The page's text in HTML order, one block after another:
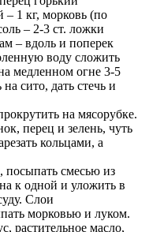
– 1 кг, морковь (по
– 2-3 ст. ложки
– вдоль и поперек
воду сложить
медленном огне 3-5
сито, дать стечь и
на мясорубке.
перец и зелень, чуть
кольцами, а
посыпать смесью из
к одной и уложить в
Слои
морковью и луком.
растительное масло,